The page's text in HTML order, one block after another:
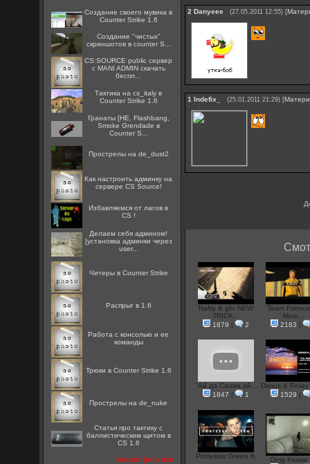
Создание своего мувика в
Counter Strike 1.6
Создание "чистых"
скриншотов в counter S...
CS:SOURCE public сервер
с MANI ADMIN скачать
беспл...
Тактика на cs_italy в
Counter Strike 1.6
Гранаты [HE, Flashbang,
Smoke Grendade в
Counter S...
Прострелы на de_dust2
Как настроить админку на
сервере CS Source!
Избавляемся от лагов в
CS !
Делаем себя админом!
[установка админки через
user...
Читеры в Counter Strike
Распрыг в 1.6
Работа с консолью и ее
команды
Трюки в Counter Strike 1.6
Прострелы на de_nuke
Статья про тактику с
баллистическим щитом в
CS 1.6
посмотреть все
2 Danyeee (27.05.2011 12:55) [
1 Indefix_ (25.01.2011 21:29) [
NaNy & gfn NEW
TRICK...
1879 | 2
Team
Mom...
2183 |
"Ай да Сашка,ай...
1847 | 1
Darius & Finlay
1529 |
Professor Green ft.
Omg Кошки